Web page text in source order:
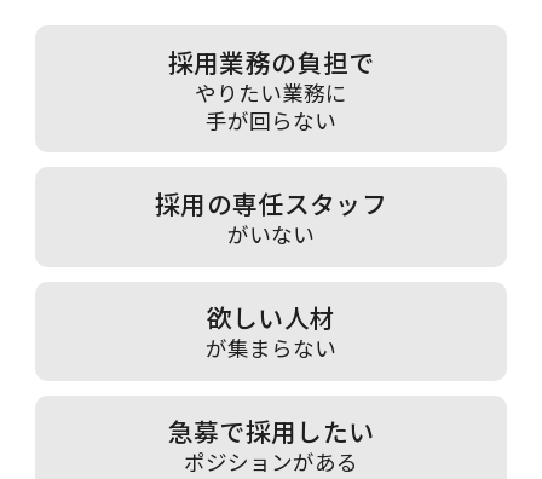
採用業務の負担で
やりたい業務に
手が回らない
採用の専任スタッフ
がいない
欲しい人材
が集まらない
急募で採用したい
ポジションがある